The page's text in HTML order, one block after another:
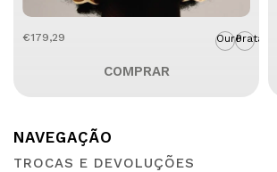
€179,29 OuroPrata
COMPRAR
TROCAS E DEVOLUÇÕES